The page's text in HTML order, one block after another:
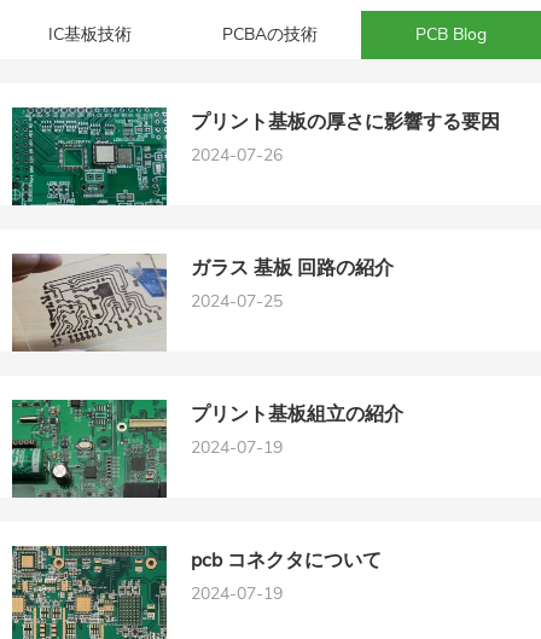
IC基板技術 PCBAの技術 PCB Blog
プリント基板の厚さに影響する要因
2024-07-26
ガラス 基板 回路の紹介
2024-07-25
プリント基板組立の紹介
2024-07-19
pcb コネクタについて
2024-07-19